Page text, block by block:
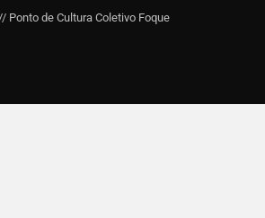
Ponto de Cultura Coletivo Foque